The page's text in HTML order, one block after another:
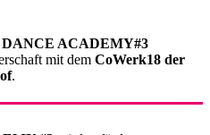
ACADEMY#3
mit dem CoWerk18 der
.